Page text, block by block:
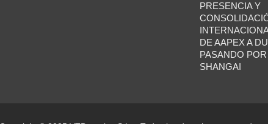
PRESENCIA Y
DE AAPEX A
PASANDO POR
SHANGAI